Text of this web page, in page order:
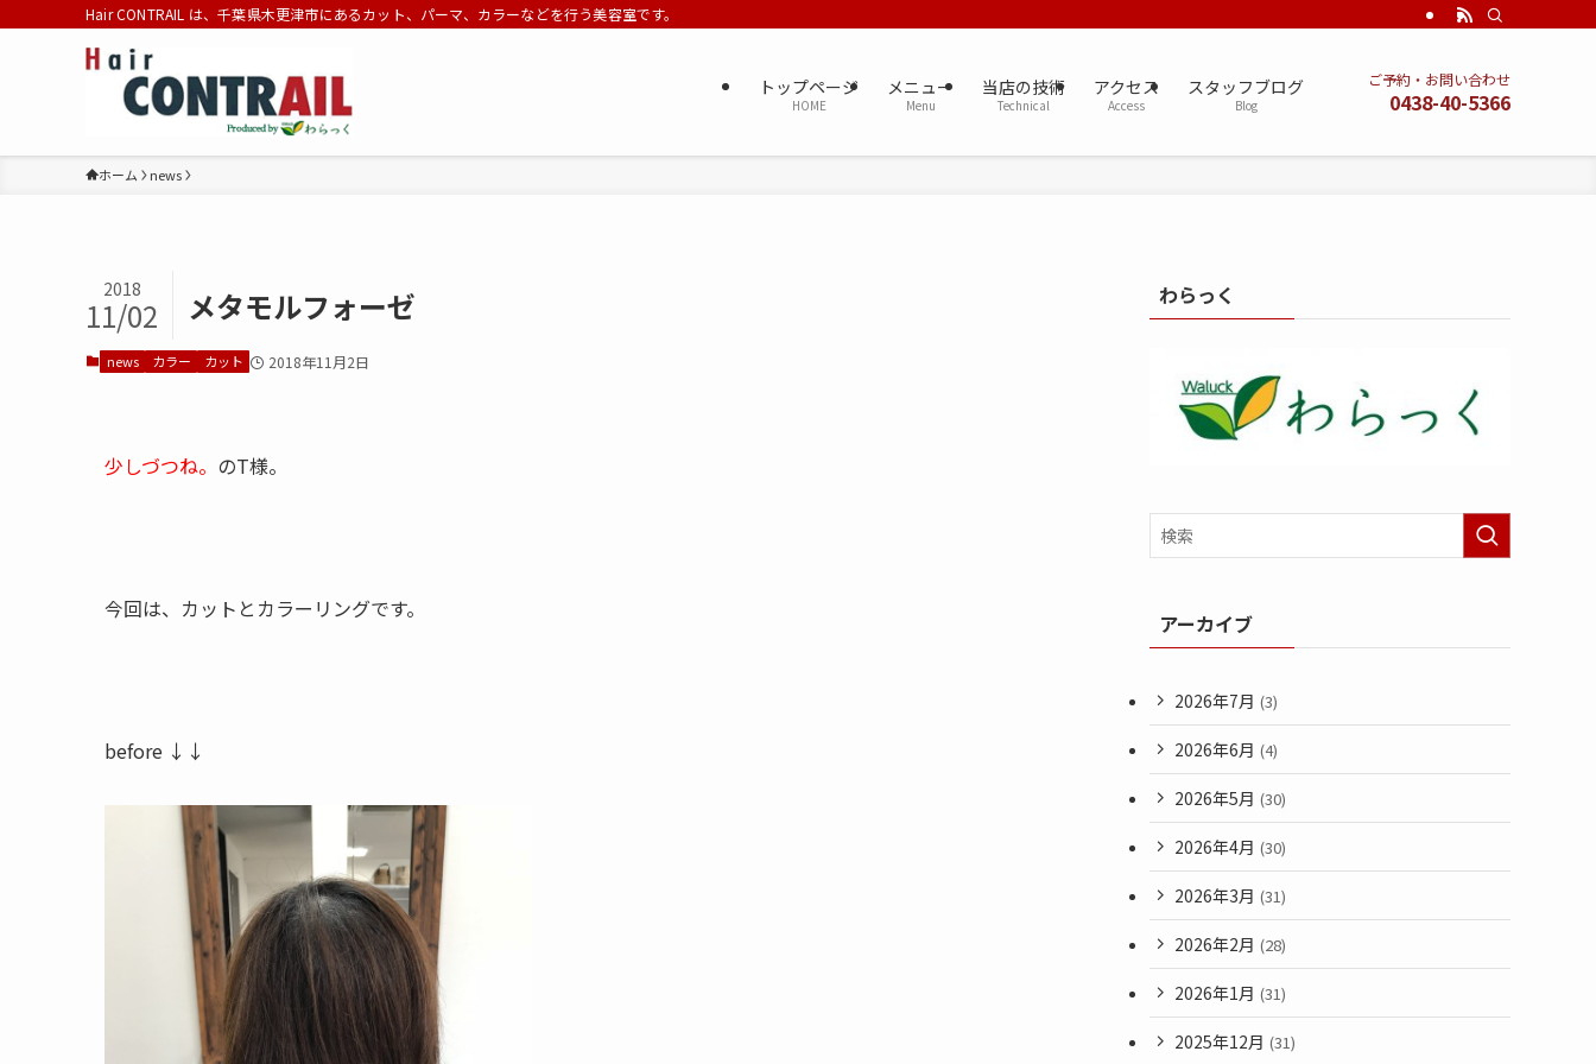
Hair CONTRAIL は、千葉県木更津市にあるカット、パーマ、カラーなどを行う美容室です。
トップページ
HOME
メニュー
Menu
当店の技術
Technical
アクセス
Access
スタッフブログ
Blog
ご予約・お問い合わせ
0438-40-5366
ホーム news
メタモルフォーゼ
2018
11/02
news カラー カット 2018年11月2日
少しづつね。 のT様。
今回は、カットとカラーリングです。
before ↓↓
わらっく
アーカイブ
2026年7月 (3)
2026年6月 (4)
2026年5月 (30)
2026年4月 (30)
2026年3月 (31)
2026年2月 (28)
2026年1月 (31)
2025年12月 (31)